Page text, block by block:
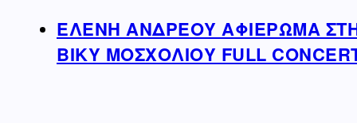
ΕΛΕΝΗ ΑΝΔΡΕΟΥ ΑΦΙΕΡΩΜΑ
ΒΙΚΥ ΜΟΣΧΟΛIΟΥ FULL